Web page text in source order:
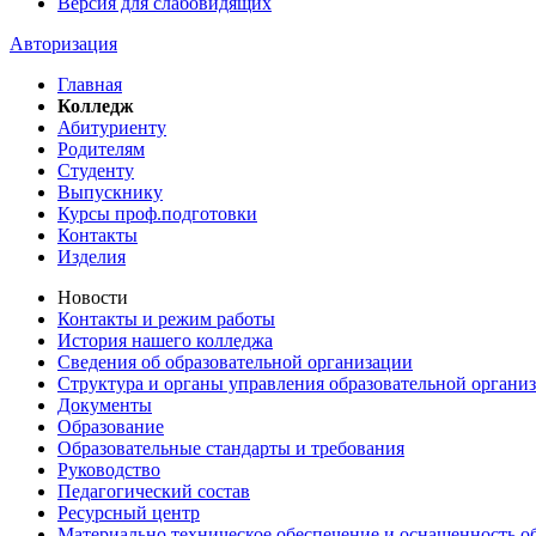
Авторизация
Главная
Колледж
Абитуриенту
Родителям
Студенту
Выпускнику
Курсы проф.подготовки
Контакты
Изделия
Новости
Контакты и режим работы
История нашего колледжа
Сведения об образовательной организации
Структура и органы управления образовательной
Документы
Образование
Образовательные стандарты и требования
Руководство
Педагогический состав
Ресурсный центр